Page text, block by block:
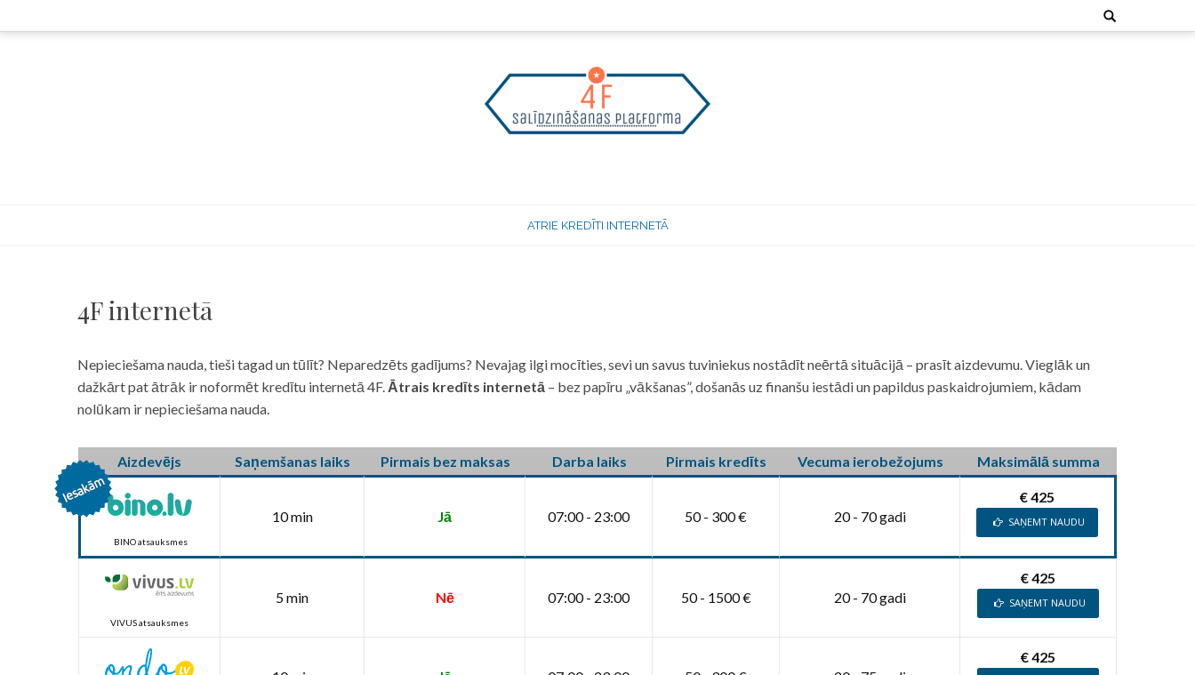
to
Search
for:
ATRIE KREDĪTI INTERNETĀ
4F internetā
Nepieciešama nauda, tieši tagad un tūlīt? Neparedzēts gadījums? Nevajag ilgi mocīties, sevi un savus tuviniekus nostādīt neērtā situācijā – prasīt aizdevumu. Vieglāk un
dažkārt pat ātrāk ir noformēt kredītu internetā 4F. Ātrais kredīts internetā – bez papīru „vākšanas”, došanās uz finanšu iestādi un papildus paskaidrojumiem, kādam
nolūkam ir nepieciešama nauda.
Aizdevējs Saņemšanas laiks Pirmais bez maksas Darba laiks Pirmais kredīts Vecuma ierobežojums Maksimālā summa
BINO atsauksmes
10 min Jā 07:00 - 23:00 50 - 300 € 20 - 70 gadi
€ 425
SAŅEMT NAUDU
VIVUS atsauksmes
5 min Nē 07:00 - 23:00 50 - 1500 € 20 - 70 gadi
€ 425
SAŅEMT NAUDU
€ 425